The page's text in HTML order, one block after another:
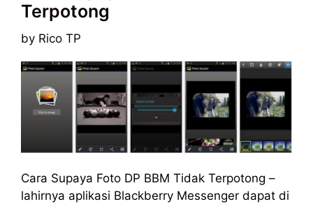
Terpotong
by Rico TP
Cara Supaya Foto DP BBM Tidak Terpotong –
lahirnya aplikasi Blackberry Messenger dapat di